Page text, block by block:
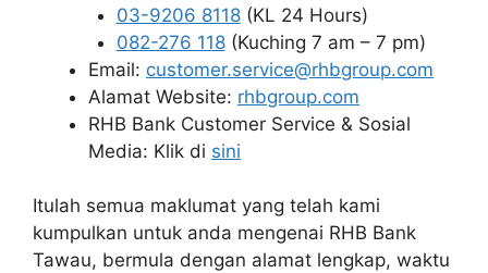
03-9206 8118(KL 24 Hours)
082-276 118(Kuching 7 am – 7 pm)
Email: customer.service@rhbgroup.com
Alamat Website: rhbgroup.com
RHB Bank Customer Service & Sosial
Media: Klik di sini
Itulah semua maklumat yang telah kami
kumpulkan untuk anda mengenai RHB Bank
Tawau, bermula dengan alamat lengkap, waktu